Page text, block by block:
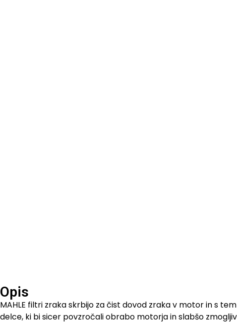
Opis
MAHLE filtri zraka skrbijo za čist dovod zraka v motor in s
delce, ki bi sicer povzročali obrabo motorja in slabšo